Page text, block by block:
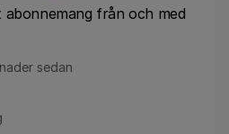
abonnemang från och med
sedan